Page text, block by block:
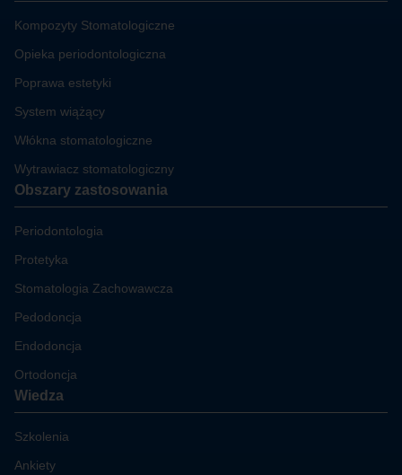
Kompozyty Stomatologiczne
Opieka periodontologiczna
Poprawa estetyki
System wiążący
Włókna stomatologiczne
Wytrawiacz stomatologiczny
Obszary zastosowania
Periodontologia
Protetyka
Stomatologia Zachowawcza
Pedodoncja
Endodoncja
Ortodoncja
Wiedza
Szkolenia
Ankiety